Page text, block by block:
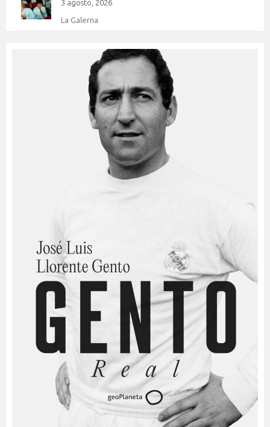
3 agosto, 2026
La Galerna